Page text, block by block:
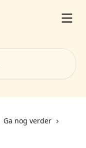
Ga nog verder